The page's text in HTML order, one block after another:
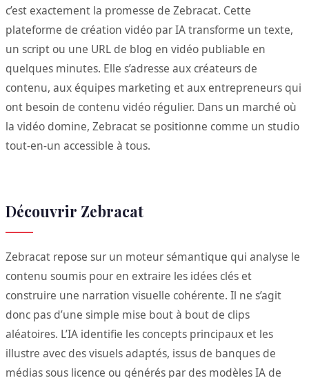
c’est exactement la promesse de Zebracat. Cette
plateforme de création vidéo par IA transforme un texte,
un script ou une URL de blog en vidéo publiable en
quelques minutes. Elle s’adresse aux créateurs de
contenu, aux équipes marketing et aux entrepreneurs qui
ont besoin de contenu vidéo régulier. Dans un marché où
la vidéo domine, Zebracat se positionne comme un studio
tout-en-un accessible à tous.
Découvrir Zebracat
Zebracat repose sur un moteur sémantique qui analyse le
contenu soumis pour en extraire les idées clés et
construire une narration visuelle cohérente. Il ne s’agit
donc pas d’une simple mise bout à bout de clips
aléatoires. L’IA identifie les concepts principaux et les
illustre avec des visuels adaptés, issus de banques de
médias sous licence ou générés par des modèles IA de